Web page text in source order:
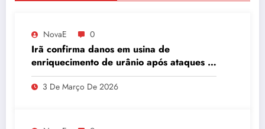
NovaE 0
Irã confirma danos em usina de
enriquecimento de urânio após ataques e
embaixador evita detalhes sobre
quantidade de urânio enriquecido
3 De Março De 2026